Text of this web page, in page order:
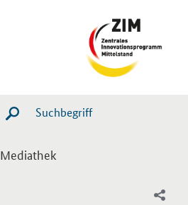
SUCHE STARTEN
Mediathek